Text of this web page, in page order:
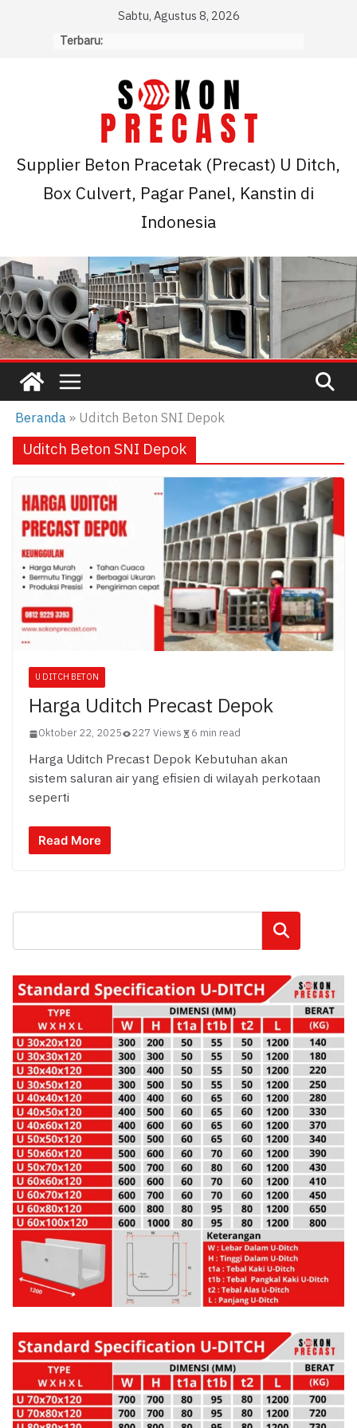
Sabtu, Agustus 8, 2026
Terbaru:
Supplier Beton Pracetak (Precast) U Ditch,
Box Culvert, Pagar Panel, Kanstin di
Indonesia
Beranda» Uditch Beton SNI Depok
Uditch Beton SNI Depok
U DITCH BETON
Harga Uditch Precast Depok
Oktober 22, 2025 227 Views 6 min read
Harga Uditch Precast Depok Kebutuhan akan
sistem saluran air yang efisien di wilayah perkotaan
seperti
Read More
Cari